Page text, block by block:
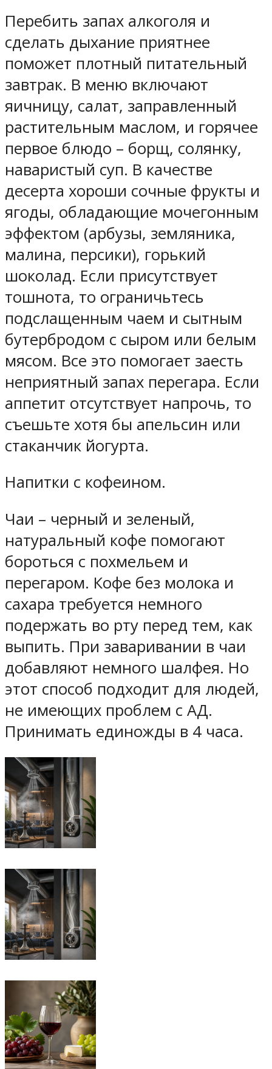
Перебить запах алкоголя и
сделать дыхание приятнее
поможет плотный питательный
завтрак. В меню включают
яичницу, салат, заправленный
растительным маслом, и горячее
первое блюдо – борщ, солянку,
наваристый суп. В качестве
десерта хороши сочные фрукты и
ягоды, обладающие мочегонным
эффектом (арбузы, земляника,
малина, персики), горький
шоколад. Если присутствует
тошнота, то ограничьтесь
подслащенным чаем и сытным
бутербродом с сыром или белым
мясом. Все это помогает заесть
неприятный запах перегара. Если
аппетит отсутствует напрочь, то
съешьте хотя бы апельсин или
стаканчик йогурта.
Напитки с кофеином.
Чаи – черный и зеленый,
натуральный кофе помогают
бороться с похмельем и
перегаром. Кофе без молока и
сахара требуется немного
подержать во рту перед тем, как
выпить. При заваривании в чаи
добавляют немного шалфея. Но
этот способ подходит для людей,
не имеющих проблем с АД.
Принимать единожды в 4 часа.